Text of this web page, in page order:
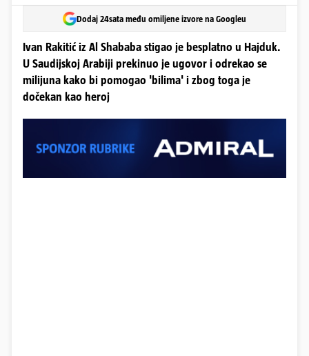
Dodaj 24sata među omiljene izvore na Googleu
Ivan Rakitić iz Al Shababa stigao je besplatno u Hajduk.
U Saudijskoj Arabiji prekinuo je ugovor i odrekao se
milijuna kako bi pomogao 'bilima' i zbog toga je
dočekan kao heroj